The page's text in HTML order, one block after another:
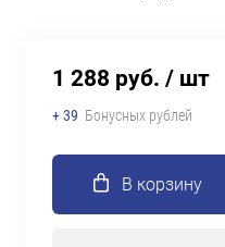
1 288 руб. / шт
+ 39 Бонусных рублей
В корзину